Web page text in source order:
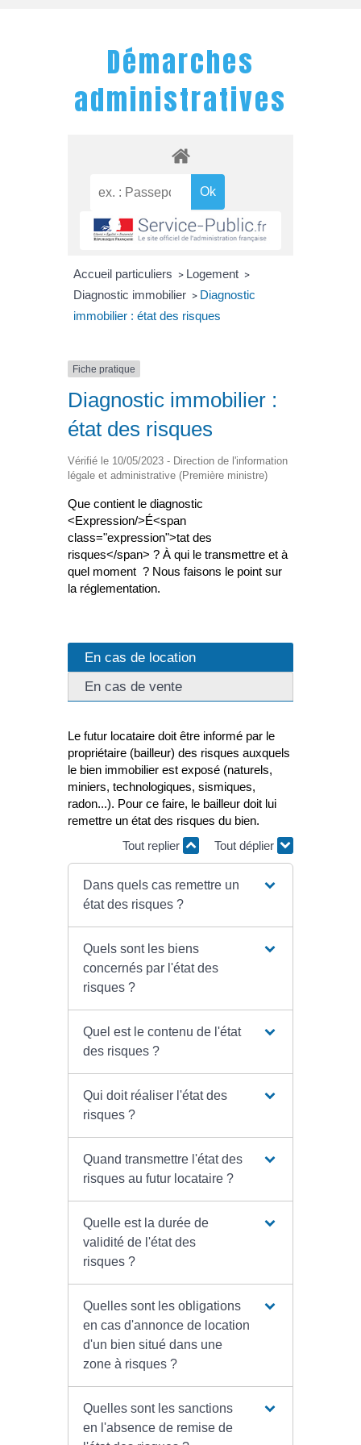
Démarches
administratives
Accueil particuliers > Logement >
Diagnostic immobilier > Diagnostic
immobilier : état des risques
Fiche pratique
Diagnostic immobilier :
état des risques
Vérifié le 10/05/2023 - Direction de l'information
légale et administrative (Première ministre)
Que contient le diagnostic
<Expression/>É<span
class="expression">tat des
risques</span> ? À qui le transmettre et à
quel moment ? Nous faisons le point sur
la réglementation.
En cas de location
En cas de vente
Le futur locataire doit être informé par le
propriétaire (bailleur) des risques auxquels
le bien immobilier est exposé (naturels,
miniers, technologiques, sismiques,
radon...). Pour ce faire, le bailleur doit lui
remettre un état des risques du bien.
Tout replier
Tout déplier
Dans quels cas remettre un
état des risques ?
Quels sont les biens
concernés par l'état des
risques ?
Quel est le contenu de l'état
des risques ?
Qui doit réaliser l'état des
risques ?
Quand transmettre l'état des
risques au futur locataire ?
Quelle est la durée de
validité de l'état des
risques ?
Quelles sont les obligations
en cas d'annonce de location
d'un bien situé dans une
zone à risques ?
Quelles sont les sanctions
en l'absence de remise de